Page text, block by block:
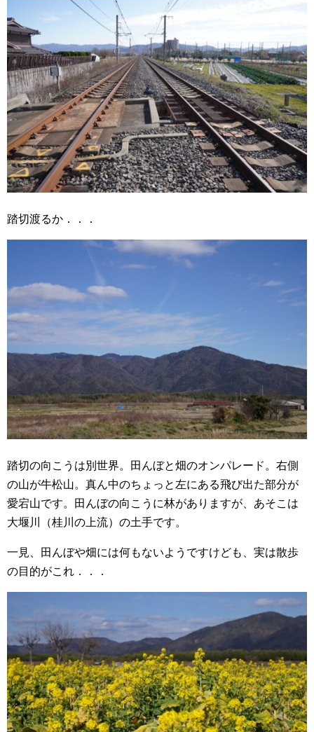
踏切渡るか．．．
踏切の向こうは別世界。田んぼと畑のオンパレード。右側
の山が牛松山。真ん中のちょっと左にある飛び出た部分が
愛宕山です。田んぼの向こうに林がありますが、あそこは
大堰川（桂川の上流）の土手です。
一見、田んぼや畑には何もないようですけども、実は散歩
の目的がこれ．．．